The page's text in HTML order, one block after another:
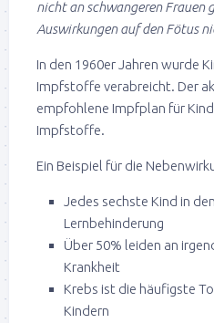
nicht an schwangeren Frauen
Auswirkungen auf den Fötus
In den 1960er Jahren wurde
Impfstoffe verabreicht. Der
empfohlene Impfplan für
Impfstoffe.
Ein Beispiel für die
Jedes sechste Kind in
Lernbehinderung
Über 50% leiden an
Krankheit
Krebs ist die häufigste
Kindern